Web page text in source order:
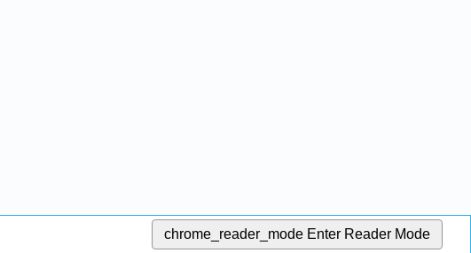
chrome_reader_mode Enter Reader Mode